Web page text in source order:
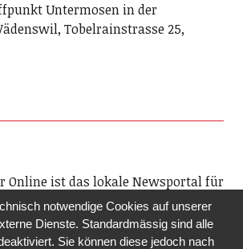
Untermosen in der
Tobelrainstrasse 25,
Online ist das lokale Newsportal für
Ortsteilen Schönenberg,
für Richterswil und
diesem Portal finden Sie alles
notwendige Cookies auf unserer
Dienste. Standardmässig sind alle
Sie können diese jedoch nach